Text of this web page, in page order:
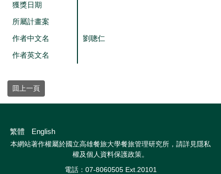
獲獎日期
所屬計畫案
作者中文名
劉聰仁
作者英文名
囬上一頁
繁體 English
本網站著作權屬於國立高雄餐旅大學餐旅管理研究所，請詳見隱私
權及個人資料保護政策。
電話：07-8060505 Ext.20101